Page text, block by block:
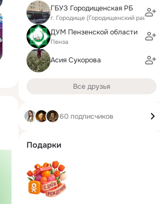
ГБУЗ Городищенская РБ
г. Городище (Городищенский район)
ДУМ Пензенской области
Пенза
Асия Сукорова
Все друзья
60 подписчиков
Подарки